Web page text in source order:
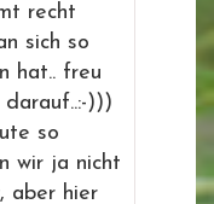
recht
sich so
hat.. freu
darauf..:-)))
so
wir ja nicht
aber hier